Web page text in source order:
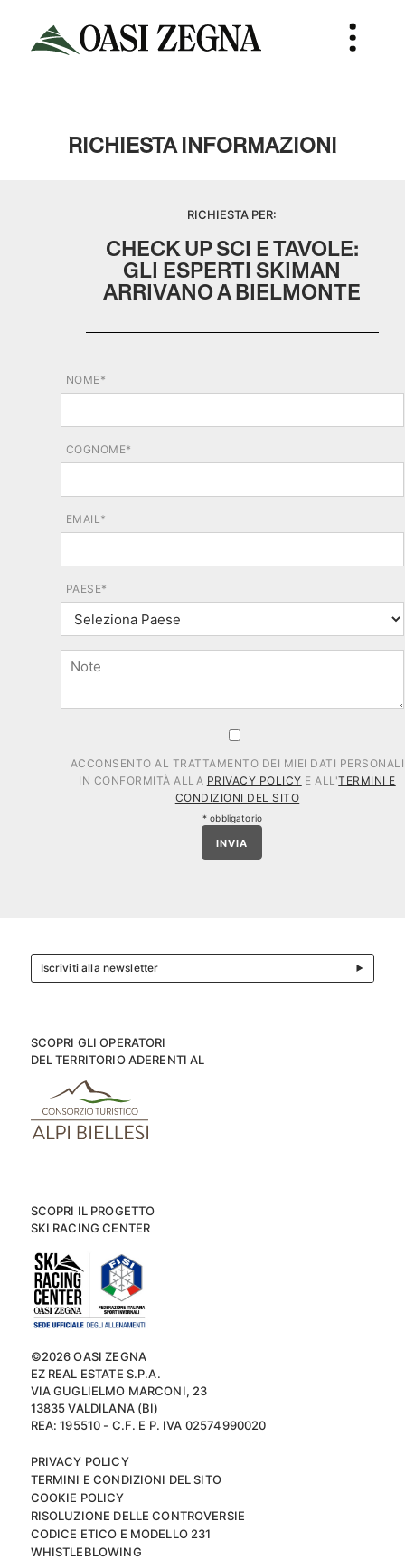
RICHIESTA INFORMAZIONI
RICHIESTA PER:
CHECK UP SCI E TAVOLE:
GLI ESPERTI SKIMAN
ARRIVANO A BIELMONTE
NOME*
COGNOME*
EMAIL*
PAESE*
ACCONSENTO AL TRATTAMENTO DEI MIEI DATI PERSONALI
IN CONFORMITÀ ALLA PRIVACY POLICY E ALL'TERMINI E
CONDIZIONI DEL SITO
* obbligatorio
INVIA
Iscriviti alla newsletter
SCOPRI GLI OPERATORI
DEL TERRITORIO ADERENTI AL
SCOPRI IL PROGETTO
SKI RACING CENTER
©2026 OASI ZEGNA
EZ REAL ESTATE S.P.A.
VIA GUGLIELMO MARCONI, 23
13835 VALDILANA (BI)
REA: 195510 - C.F. E P. IVA 02574990020
PRIVACY POLICY
TERMINI E CONDIZIONI DEL SITO
COOKIE POLICY
RISOLUZIONE DELLE CONTROVERSIE
CODICE ETICO E MODELLO 231
WHISTLEBLOWING